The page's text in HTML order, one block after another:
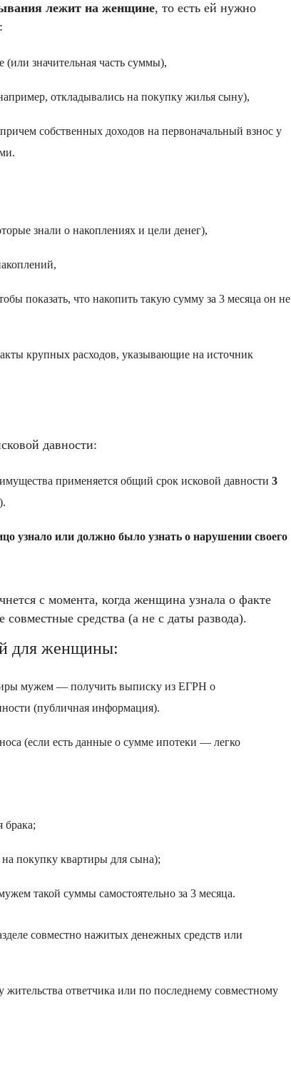
лежит на женщине, то есть ей нужно
значительная часть суммы),
откладывались на покупку жилья сыну),
собственных доходов на первоначальный взнос у
знали о накоплениях и цели денег),
показать, что накопить такую сумму за 3 месяца он не
крупных расходов, указывающие на источник
давности:
применяется общий срок исковой давности3
узнало или должно было узнать о нарушении своего
с момента, когда женщина узнала о факте
средства (а не с даты развода).
для женщины:
мужем — получить выписку из ЕГРН о
(публичная информация).
(если есть данные о сумме ипотеки — легко
брака;
покупку квартиры для сына);
такой суммы самостоятельно за 3 месяца.
совместно нажитых денежных средств или
ответчика или по последнему совместному